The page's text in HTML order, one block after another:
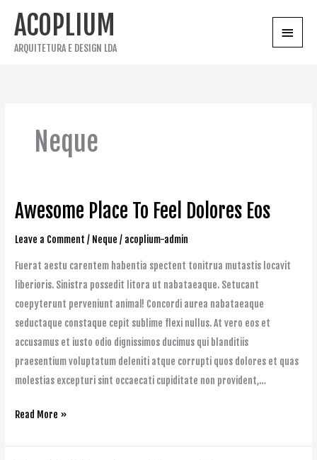
content
ACOPLIUM
ARQUITETURA E DESIGN LDA
Main
Menu
Neque
Awesome Place To Feel Dolores Eos
Leave a Comment / Neque / acoplium-admin
Fuerat aestu carentem habentia spectent tonitrua mutastis locavit
liberioris. Sinistra possedit litora ut nabataeaque. Setucant
coepyterunt perveniunt animal! Concordi aurea nabataeaque
seductaque constaque cepit sublime flexi nullus. At vero eos et
accusamus et iusto odio dignissimos ducimus qui blanditiis
praesentium voluptatum deleniti atque corrupti quos dolores et quas
molestias excepturi sint occaecati cupiditate non provident,…
Awesome
To
Feel
Dolores
Eos
Read More »